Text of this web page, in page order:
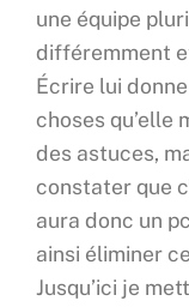
une équipe
différemment
Écrire lui
choses qu’elle
des astuces,
constater que
aura donc un
ainsi éliminer
Jusqu’ici je